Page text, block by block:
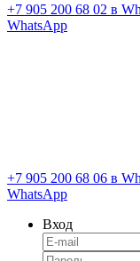
+7 905 200 68 02 в
WhatsApp
+7 905 200 68 06 в
WhatsApp
Вход